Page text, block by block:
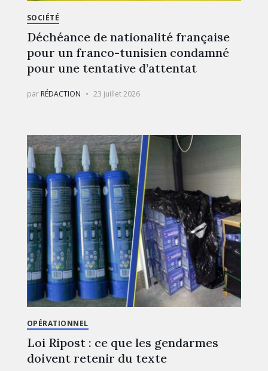
SOCIÉTÉ
Déchéance de nationalité française
pour un franco-tunisien condamné
pour une tentative d’attentat
par RÉDACTION 23 juillet 2026
OPÉRATIONNEL
Loi Ripost : ce que les gendarmes
doivent retenir du texte